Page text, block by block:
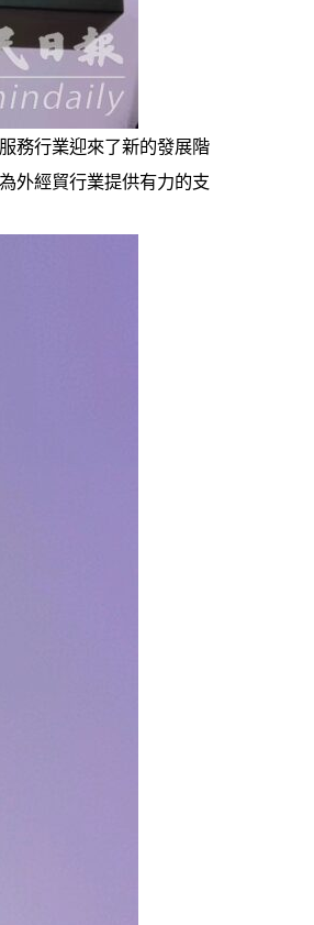
務行業迎來了新的發展階
外經貿行業提供有力的支